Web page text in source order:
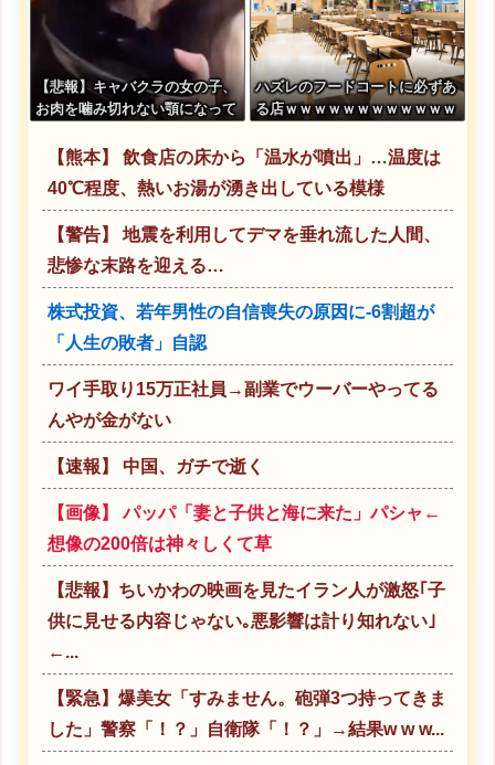
【悲報】キャバクラの女の子、
お肉を噛み切れない顎になって
ハズレのフードコートに必ずあ
る店ｗｗｗｗｗｗｗｗｗｗｗｗ
【熊本】 飲食店の床から「温水が噴出」…温度は
40℃程度、熱いお湯が湧き出している模様
【警告】 地震を利用してデマを垂れ流した人間、
悲惨な末路を迎える…
株式投資、若年男性の自信喪失の原因に-6割超が
「人生の敗者」自認
ワイ手取り15万正社員→副業でウーバーやってる
んやが金がない
【速報】 中国、ガチで逝く
【画像】 パッパ「妻と子供と海に来た」パシャ←
想像の200倍は神々しくて草
【悲報】ちいかわの映画を見たイラン人が激怒｢子
供に見せる内容じゃない｡悪影響は計り知れない｣
←...
【緊急】爆美女「すみません。砲弾3つ持ってきま
した」警察「！？」自衛隊「！？」→結果w w w...